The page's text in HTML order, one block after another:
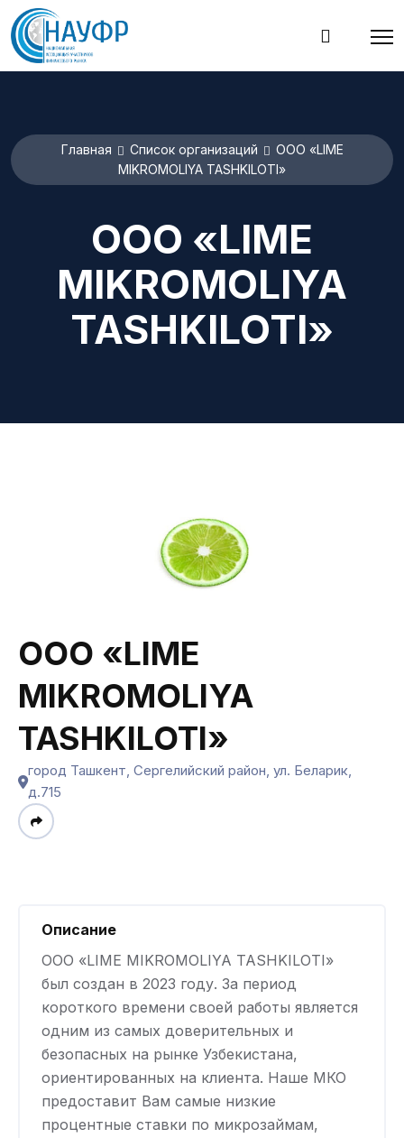
Главная Список организаций
ООО «LIME
MIKROMOLIYA TASHKILOTI»
ООО «LIME
MIKROMOLIYA
TASHKILOTI»
ООО «LIME
MIKROMOLIYA
TASHKILOTI»
город Ташкент, Сергелийский район, ул. Беларик,
д.715
Описание
ООО «LIME MIKROMOLIYA TASHKILOTI»
был создан в 2023 году. За период
короткого времени своей работы является
одним из самых доверительных и
безопасных на рынке Узбекистана,
ориентированных на клиента. Наше МКО
предоставит Вам самые низкие
процентные ставки по микрозаймам,